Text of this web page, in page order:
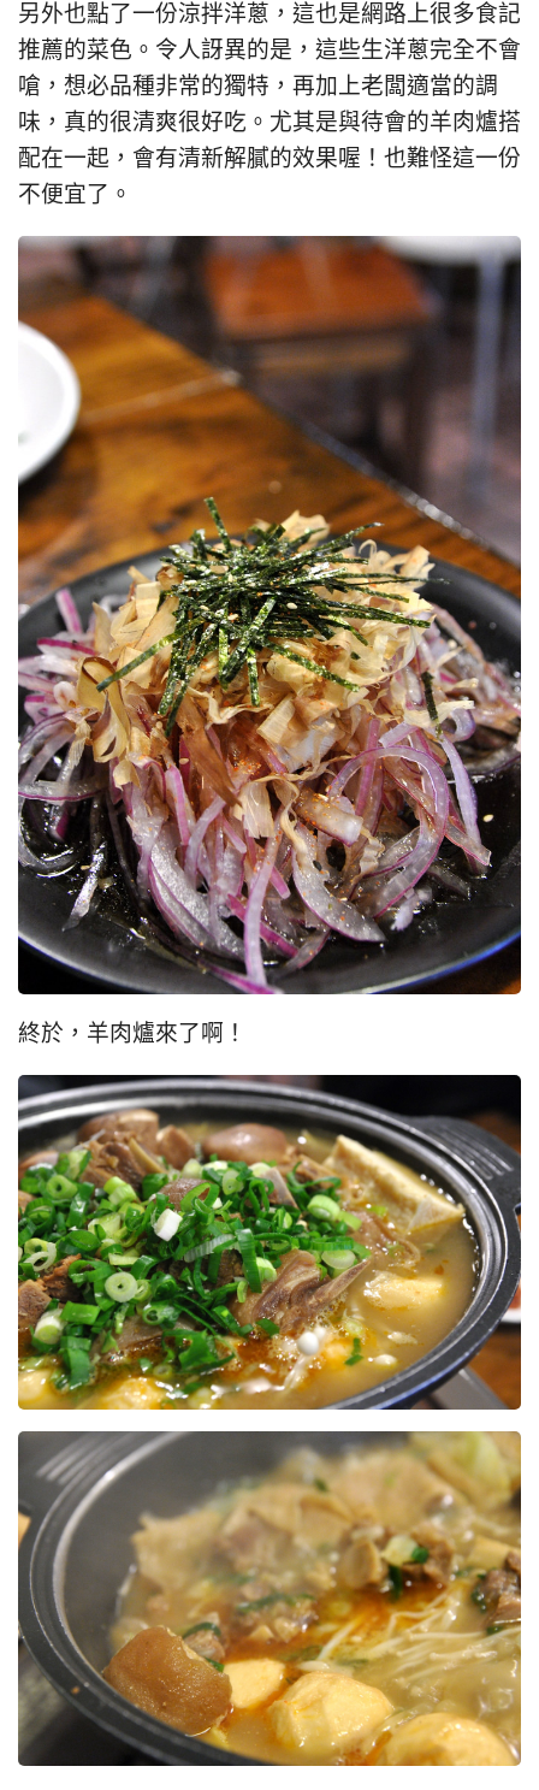
另外也點了一份涼拌洋蔥，這也是網路上很多食記
推薦的菜色。令人訝異的是，這些生洋蔥完全不會
嗆，想必品種非常的獨特，再加上老闆適當的調
味，真的很清爽很好吃。尤其是與待會的羊肉爐搭
配在一起，會有清新解膩的效果喔！也難怪這一份
不便宜了。
終於，羊肉爐來了啊！